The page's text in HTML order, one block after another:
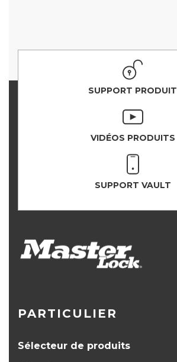
SUPPORT PRODUIT
VIDÉOS PRODUITS
SUPPORT VAULT
PARTICULIER
Sélecteur de produits